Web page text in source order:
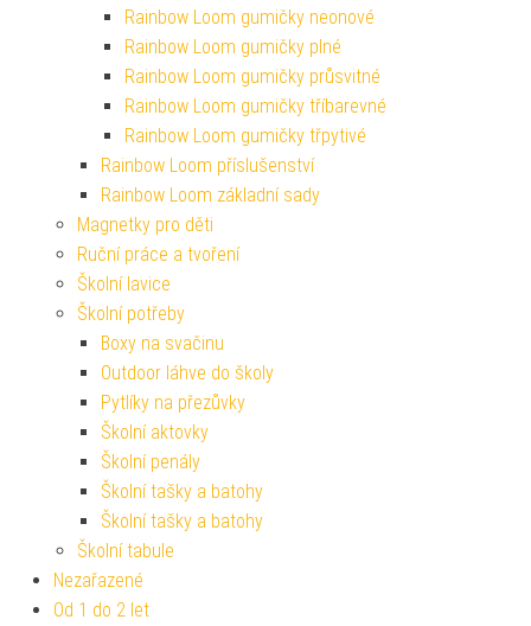
Rainbow Loom gumičky neonové
Rainbow Loom gumičky plné
Rainbow Loom gumičky průsvitné
Rainbow Loom gumičky tříbarevné
Rainbow Loom gumičky třpytivé
Rainbow Loom příslušenství
Rainbow Loom základní sady
Magnetky pro děti
Ruční práce a tvoření
Školní lavice
Školní potřeby
Boxy na svačinu
Outdoor láhve do školy
Pytlíky na přezůvky
Školní aktovky
Školní penály
Školní tašky a batohy
Školní tašky a batohy
Školní tabule
Nezařazené
Od 1 do 2 let